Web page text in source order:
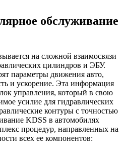
обслуживание
на сложной взаимосвязи
цилиндров и ЭБУ.
параметры движения авто,
и ускорение. Эта информация
управления, который в свою
усилие для гидравлических
контуры с точностью
KDSS в автомобилях
процедур, направленных на
всех ее компонентов: